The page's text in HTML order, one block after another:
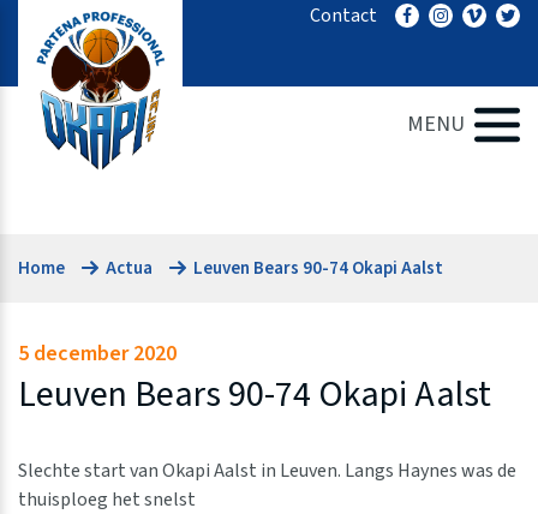
inhoud
Contact
MENU
Home Actua Leuven Bears 90-74 Okapi Aalst
5 december 2020
Leuven Bears 90-74 Okapi Aalst
Slechte start van Okapi Aalst in Leuven. Langs Haynes was de
thuisploeg het snelst